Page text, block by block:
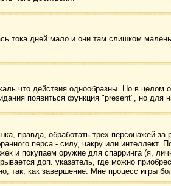
тока дней мало и они там слишком
что действия однообразны. Но в целом
появиться функция "present", но для
правда, обработать трех персонажей
перса - силу, чакру или
и покупаем оружие для спарринга (я,
доп. указатель, где можно
так, как завершение. Мне процесс игры